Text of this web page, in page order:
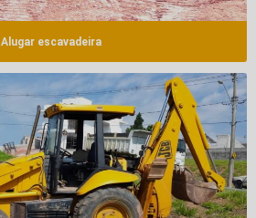
Alugar escavadeira